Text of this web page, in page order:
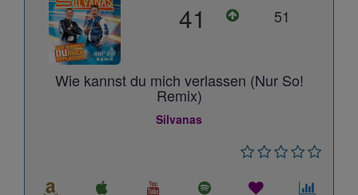
41 51
Wie kannst du mich verlassen (Nur So!
Remix)
Silvanas